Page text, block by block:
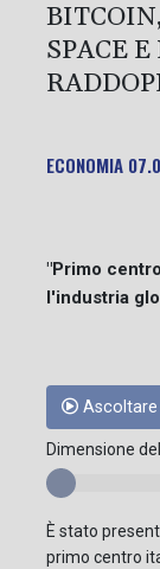
SPACE
ECONOMIA
"Primo
l'industria
Ascoltare
Dimensione
È stato
primo centro